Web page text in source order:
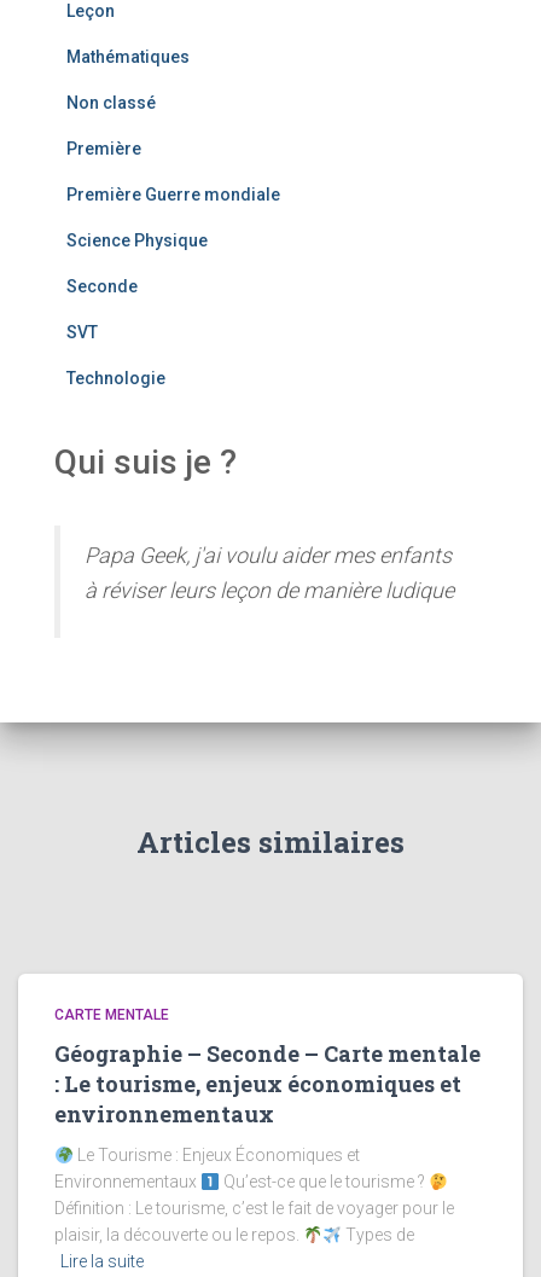
Leçon
Mathématiques
Non classé
Première
Première Guerre mondiale
Science Physique
Seconde
SVT
Technologie
Qui suis je ?
Papa Geek, j'ai voulu aider mes enfants
à réviser leurs leçon de manière ludique
Articles similaires
CARTE MENTALE
Géographie – Seconde – Carte mentale
: Le tourisme, enjeux économiques et
environnementaux
Le Tourisme : Enjeux Économiques et
Environnementaux
Qu’est-ce que le tourisme ?
Définition : Le tourisme, c’est le fait de voyager pour le
plaisir, la découverte ou le repos.
Types de
Lire la suite